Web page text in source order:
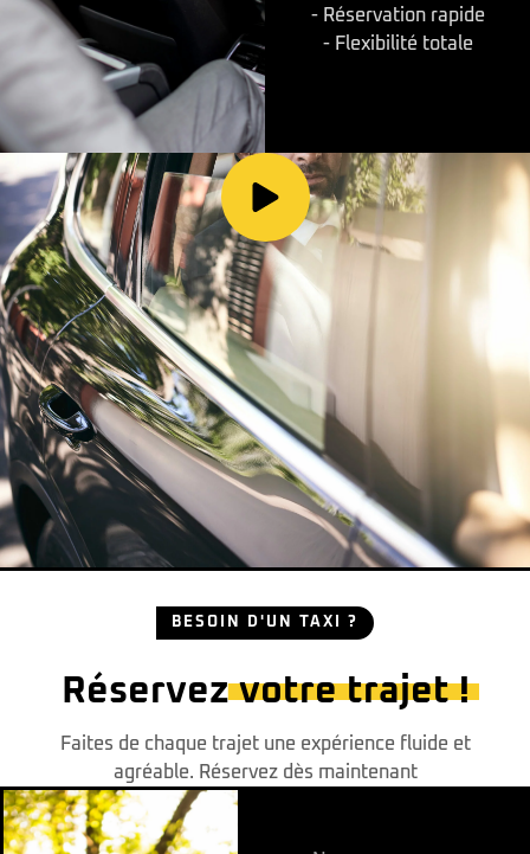
- Réservation rapide
- Flexibilité totale
BESOIN D'UN TAXI ?
Réservez votre trajet !
Faites de chaque trajet une expérience fluide et
agréable. Réservez dès maintenant